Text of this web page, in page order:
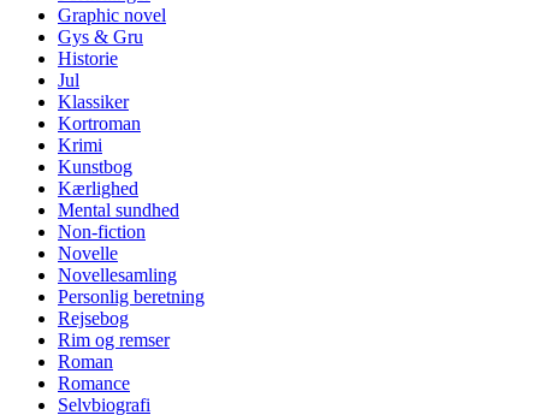
Graphic novel
Gys & Gru
Historie
Jul
Klassiker
Kortroman
Krimi
Kunstbog
Kærlighed
Mental sundhed
Non-fiction
Novelle
Novellesamling
Personlig beretning
Rejsebog
Rim og remser
Roman
Romance
Selvbiografi